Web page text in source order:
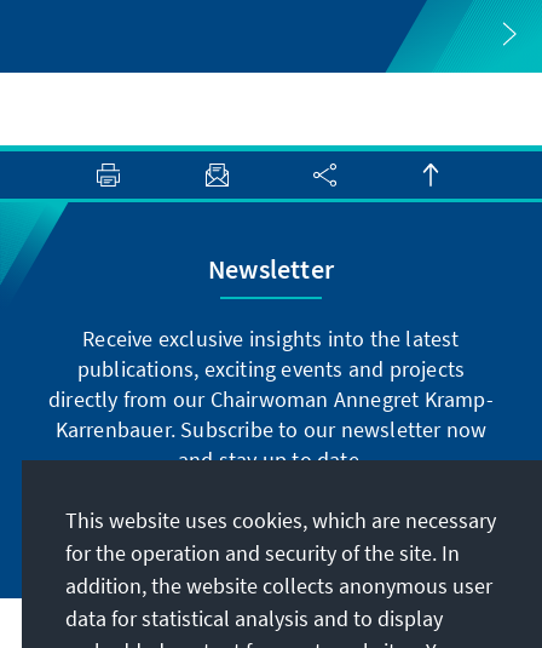
Newsletter
Receive exclusive insights into the latest
publications, exciting events and projects
directly from our Chairwoman Annegret Kramp-
Karrenbauer. Subscribe to our newsletter now
and stay up to date.
Subscribe now
This website uses cookies, which are necessary
for the operation and security of the site. In
addition, the website collects anonymous user
data for statistical analysis and to display